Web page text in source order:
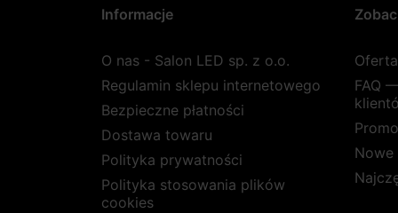
Informacje
O nas - Salon LED sp. z o.o.
Regulamin sklepu internetowego
Bezpieczne płatności
Dostawa towaru
Polityka prywatności
Polityka stosowania plików
cookies
FAQ